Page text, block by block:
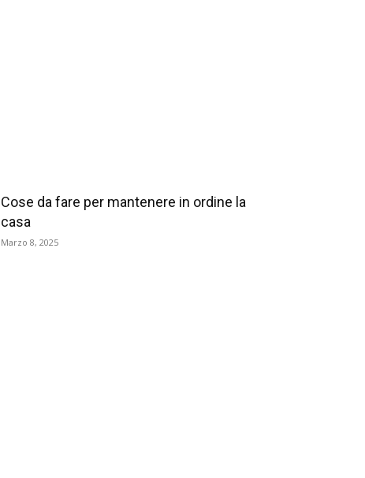
Cose da fare per mantenere in ordine la
casa
Marzo 8, 2025